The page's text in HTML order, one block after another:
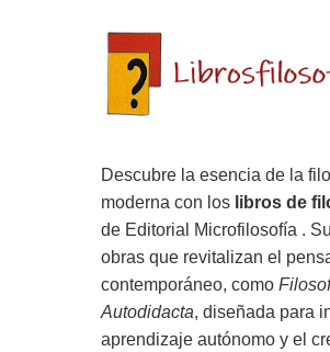
Descubre la esencia de la
moderna con los libros de
de Editorial Microfilosofía .
obras que revitalizan el
contemporáneo, como
Autodidacta, diseñada para
aprendizaje autónomo y el